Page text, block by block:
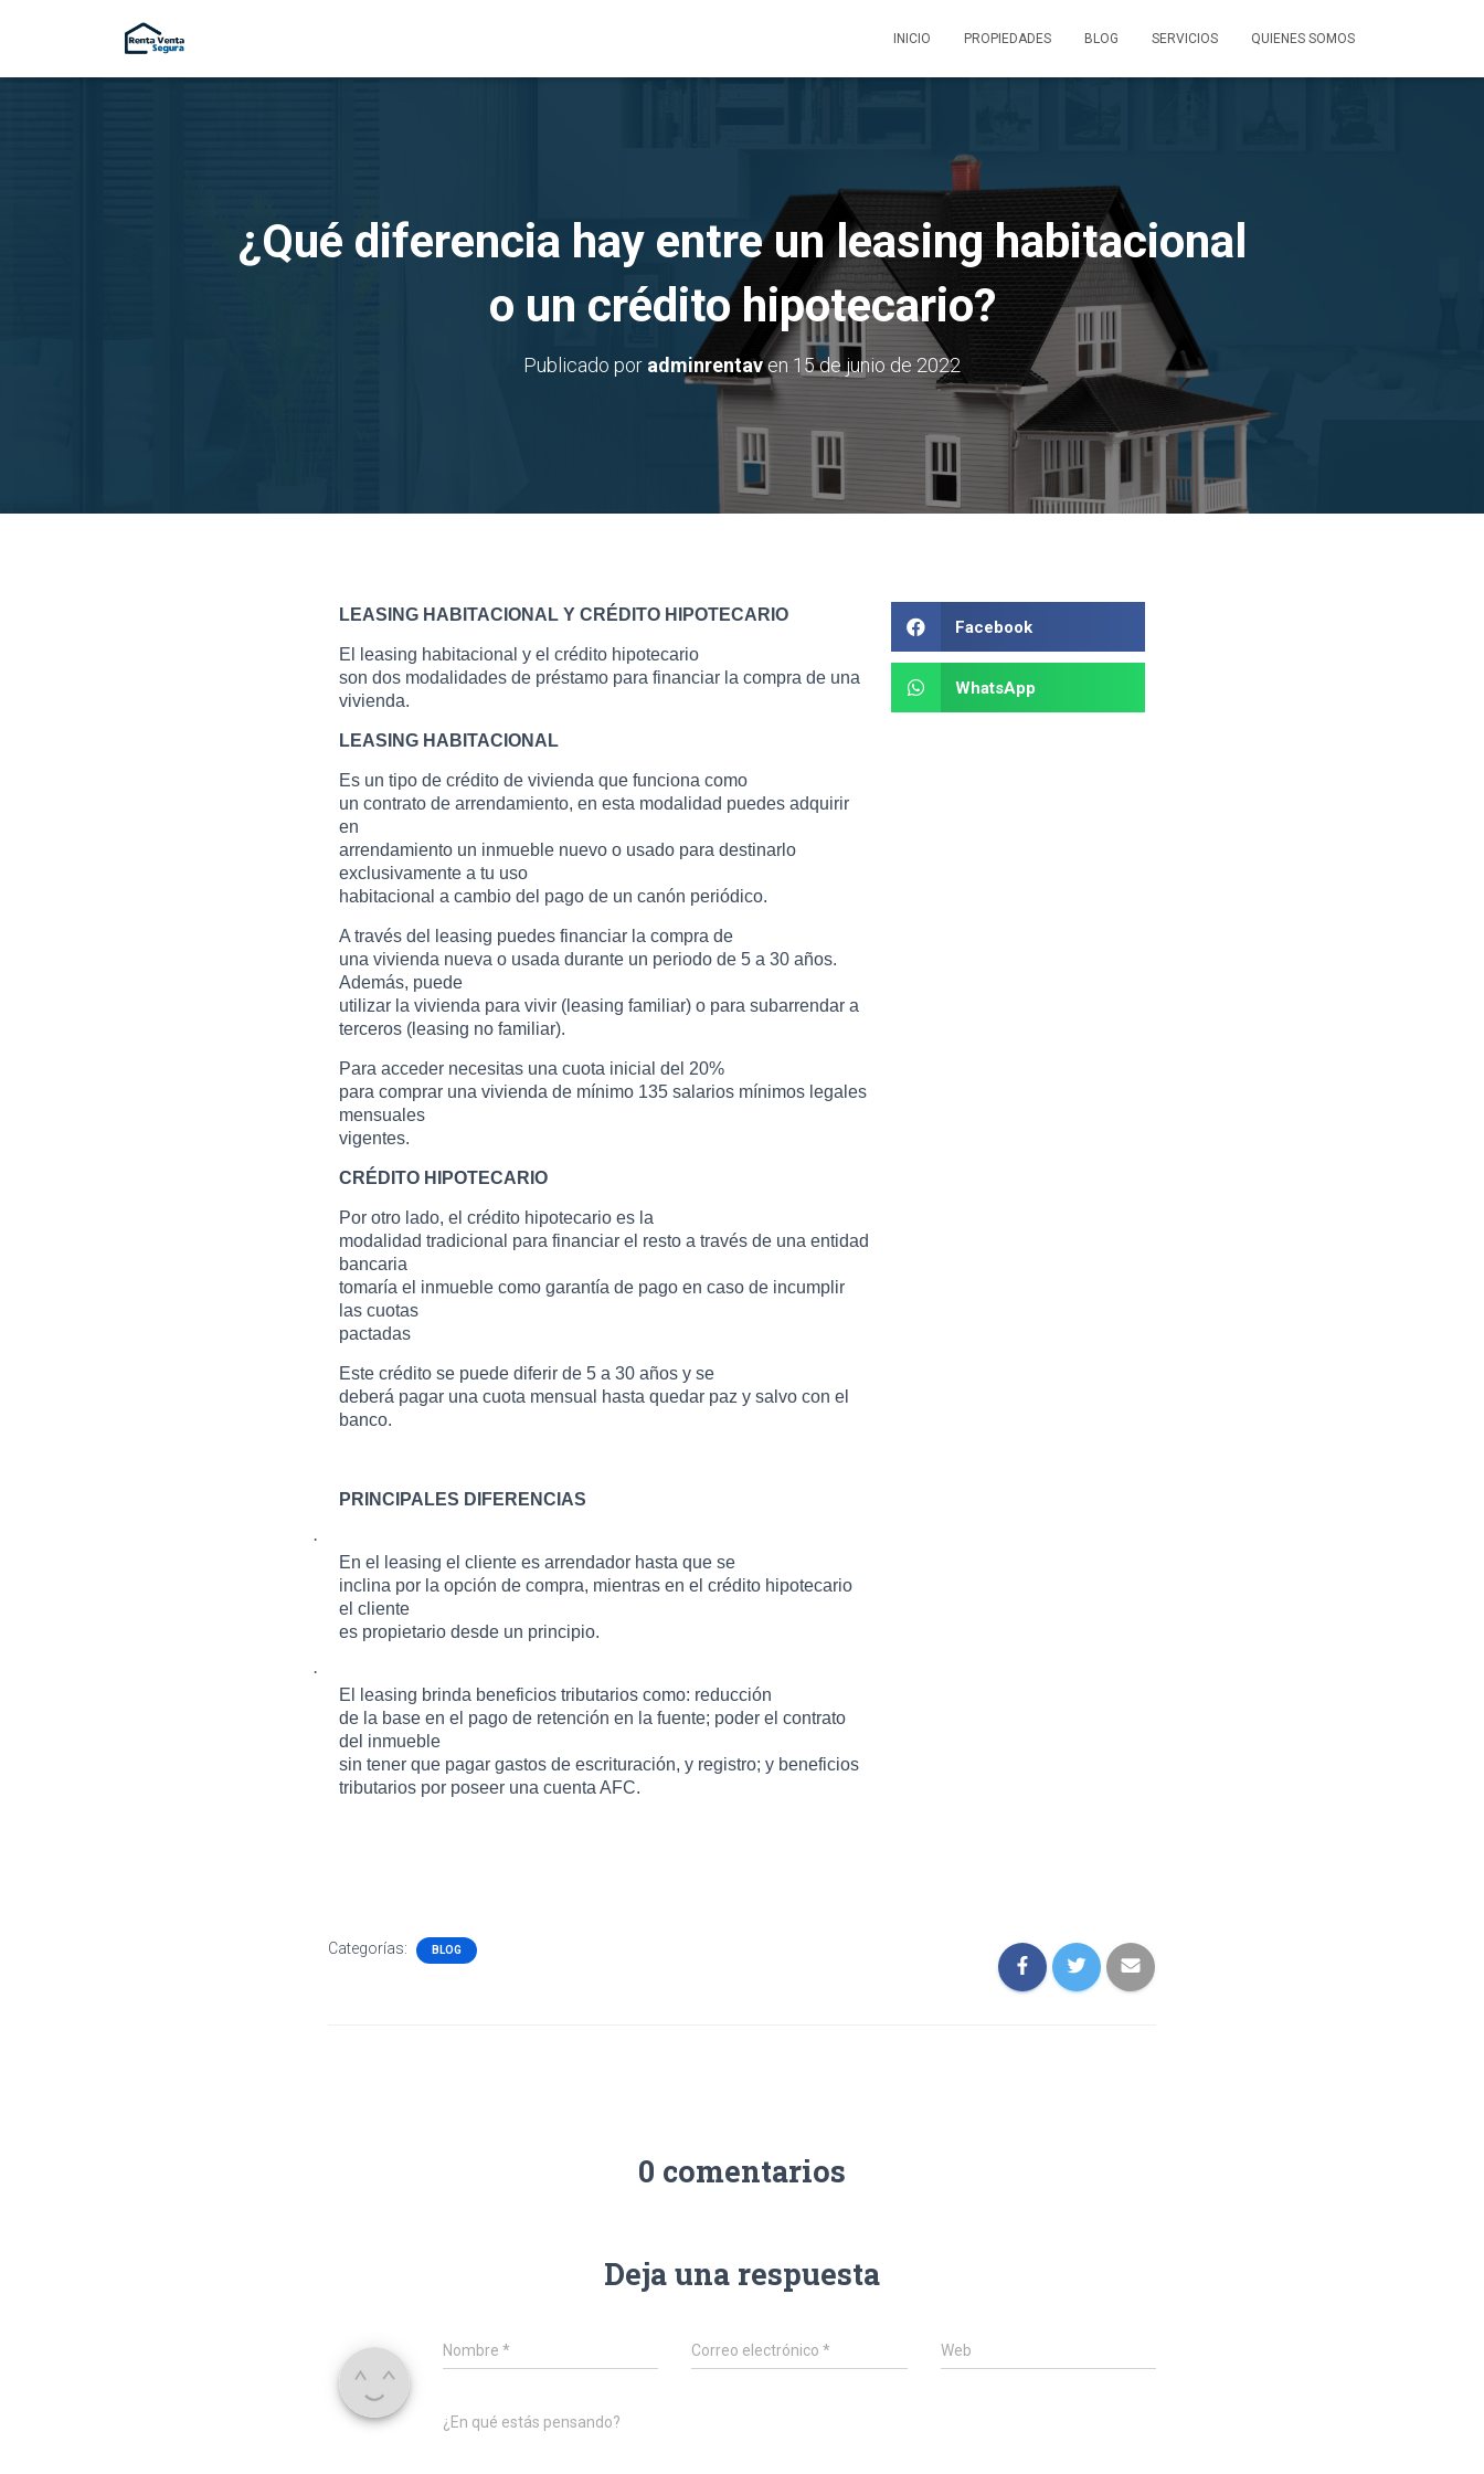
INICIO PROPIEDADES BLOG SERVICIOS QUIENES SOMOS
¿Qué diferencia hay entre un leasing habitacional
o un crédito hipotecario?
Publicado por adminrentaven 15 de junio de 2022
LEASING HABITACIONAL Y CRÉDITO HIPOTECARIO
El leasing habitacional y el crédito hipotecario
son dos modalidades de préstamo para financiar la compra de una
vivienda.
LEASING HABITACIONAL
Es un tipo de crédito de vivienda que funciona como
un contrato de arrendamiento, en esta modalidad puedes adquirir
en
arrendamiento un inmueble nuevo o usado para destinarlo
exclusivamente a tu uso
habitacional a cambio del pago de un canón periódico.
A través del leasing puedes financiar la compra de
una vivienda nueva o usada durante un periodo de 5 a 30 años.
Además, puede
utilizar la vivienda para vivir (leasing familiar) o para subarrendar a
terceros (leasing no familiar).
Para acceder necesitas una cuota inicial del 20%
para comprar una vivienda de mínimo 135 salarios mínimos legales
mensuales
vigentes.
CRÉDITO HIPOTECARIO
Por otro lado, el crédito hipotecario es la
modalidad tradicional para financiar el resto a través de una entidad
bancaria
tomaría el inmueble como garantía de pago en caso de incumplir
las cuotas
pactadas
Este crédito se puede diferir de 5 a 30 años y se
deberá pagar una cuota mensual hasta quedar paz y salvo con el
banco.
PRINCIPALES DIFERENCIAS
·
En el leasing el cliente es arrendador hasta que se
inclina por la opción de compra, mientras en el crédito hipotecario
el cliente
es propietario desde un principio.
·
El leasing brinda beneficios tributarios como: reducción
de la base en el pago de retención en la fuente; poder el contrato
del inmueble
sin tener que pagar gastos de escrituración, y registro; y beneficios
tributarios por poseer una cuenta AFC.
Facebook
WhatsApp
Categorías: BLOG
0 comentarios
Deja una respuesta
Nombre * Correo electrónico* Web
¿En qué estás pensando?